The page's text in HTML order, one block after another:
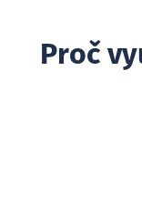
Proč